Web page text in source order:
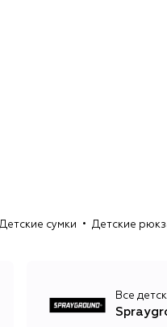
Детские сумки Детские
Все